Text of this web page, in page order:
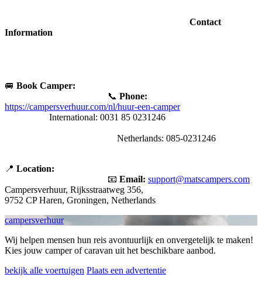
Contact
Information
🚐 Book Camper:
📞 Phone:
https://campersverhuur.com/nl/huur-een-camper
International: 0031 85 0231246
Netherlands: 085-0231246
📍 Location:
📧 Email: support@matscampers.com
Campersverhuur, Rijksstraatweg 356,
9752 CP Haren, Groningen, Netherlands
campersverhuur
Wij helpen mensen hun reis avontuurlijk en onvergetelijk te maken!
Kies jouw camper of caravan uit het beschikbare aanbod.
bekijk alle voertuigen Plaats een advertentie